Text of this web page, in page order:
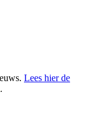
Lees hier de
.